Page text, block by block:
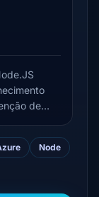
de
alta
APIs,Node